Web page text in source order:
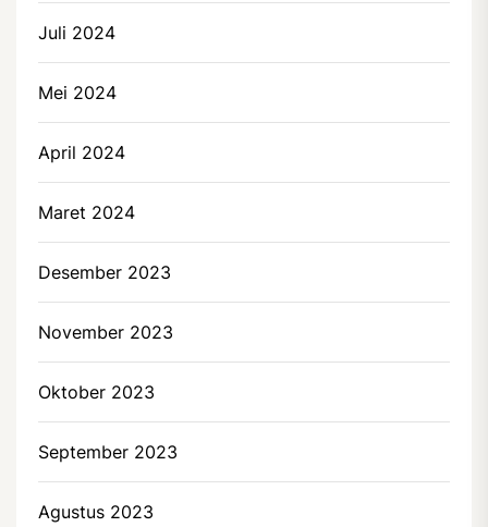
Juli 2024
Mei 2024
April 2024
Maret 2024
Desember 2023
November 2023
Oktober 2023
September 2023
Agustus 2023